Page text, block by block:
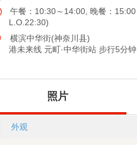
午餐：10:30～14:00, 晚餐：
L.O.22:30)
横滨中华街(神奈川县)
港未来线 元町·中华街站 步行5分钟
照片
外观